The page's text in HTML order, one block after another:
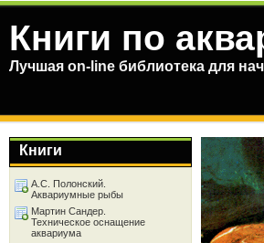
Книги по
Лучшая on-line библиотека для
Книги
А.С. Полонский.
Аквариумные рыбы
Мартин Сандер.
Техническое оснащение
аквариума